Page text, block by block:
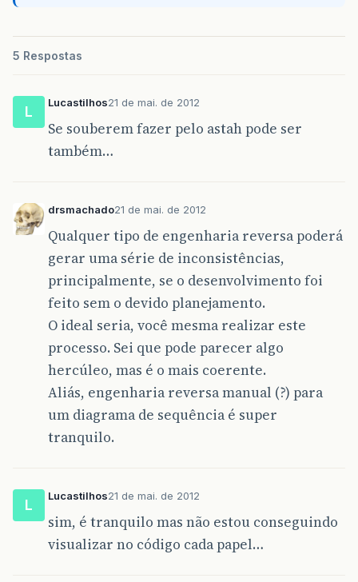
5 Respostas
L
Lucastilhos21 de mai. de 2012
Se souberem fazer pelo astah pode ser
também…
drsmachado21 de mai. de 2012
Qualquer tipo de engenharia reversa poderá
gerar uma série de inconsistências,
principalmente, se o desenvolvimento foi
feito sem o devido planejamento.
O ideal seria, você mesma realizar este
processo. Sei que pode parecer algo
hercúleo, mas é o mais coerente.
Aliás, engenharia reversa manual (?) para
um diagrama de sequência é super
tranquilo.
L
Lucastilhos21 de mai. de 2012
sim, é tranquilo mas não estou conseguindo
visualizar no código cada papel…